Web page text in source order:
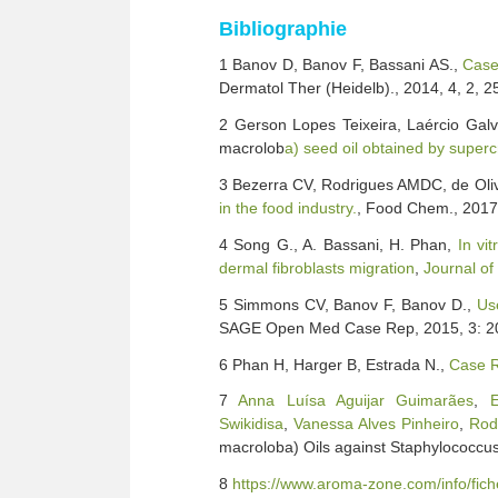
Bibliographie
1 Banov D, Banov F, Bassani AS.,
Dermatol Ther (Heidelb)., 2014, 4, 2,
2 Gerson Lopes Teixeira, Laércio
macroloba) seed oil obtained by
3 Bezerra CV, Rodrigues AMDC, de
in the food industry.
, Food Chem.,
4 Song G., A. Bassani, H. Phan, In
dermal fibroblasts migration Journal of
5 Simmons CV, Banov F, Banov D.,
SAGE Open Med Case Rep, 2015, 3:
6 Phan H, Harger B, Estrada N., Case
7Anna Luísa Aguijar Guimarães,
Swikidisa, Vanessa Alves Pinheiro,
macroloba) Oils against
8 https://www.aroma-zone.com/info/